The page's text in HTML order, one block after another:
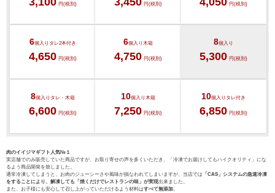
ショップ一覧
マイページ
法人の方へ
ハンバーグ
レトルトカレー
円(税別) 円(税別) 円(税別)
6個入り タレ2本付き
4,650 円(税別)
6個入り 木箱
4,750 円(税別)
8個入り
5,300 円(税別)
8個入り タレ・木箱
6,600 円(税別)
10個入り 木箱
7,250 円(税別)
10個入り タレ付き
6,850 円(税別)
肉のイイジマギフト人気№１
実店舗でのみ販売していた商品ですが、お取り寄せの声を多くいただき、「冷凍でお届けしてもハイクオリティ」にな
るよう商品開発を致しました。
通常冷凍してしまうと、お肉のジューシーさや風味が損なわれてしまいますが、当店では 「CAS」システムの急速冷凍
をすることにより、解凍しても「焼くだけでレストランの味」が実現出来ました。
また、お子様にも安心して召し上がっていただけるよう材料はすべて無添加。